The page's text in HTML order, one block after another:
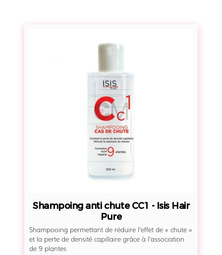
h
m
p
o
i
n
g
a
n
t
c
h
u
t
Shampoing anti chute CC1 - Isis Hair
Pure
Shampooing permettant de réduire l’effet de « chute »
et la perte de densité capillaire grâce à l’association
de 9 plantes